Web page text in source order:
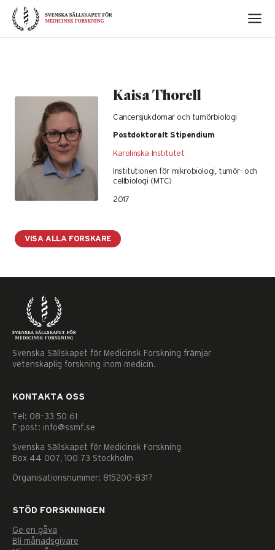
Skip
content
Kaisa Thorell
Cancersjukdomar och tumörbiologi
Postdoktoralt Stipendium
Karolinska Institutet
Institutionen för mikrobiologi, tumör- och
cellbiologi (MTC)
2017
VISA ALLA FORSKARE
Svenska Sällskapet för Medicinsk Forskning främjar
vetenskaplig forskning inom medicin.
KONTAKTA OSS
Tel: 08–33 50 61
E-post: info@ssmf.se
Svenska Sällskapet för Medicinsk Forskning
Box 44 007, 100 73 Stockholm
Organisationsnummer: 815200-8317
STÖD FORSKNINGEN
Ge en gåva
Bli månadsgivare
Nödvändiga